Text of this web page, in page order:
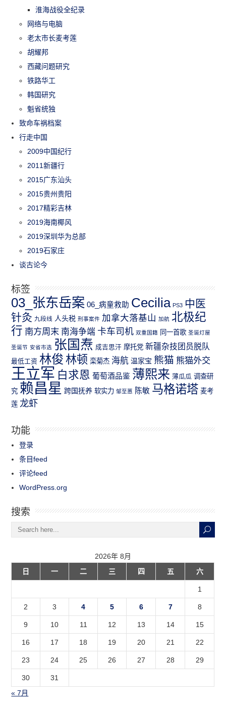
淮海战役全纪录
网络与电脑
老太市长麦考莲
胡耀邦
西藏问题研究
铁路华工
韩国研究
魁省统独
致命车祸档案
行走中国
2009中国纪行
2011新疆行
2015广东汕头
2015贵州贵阳
2017精彩吉林
2019海南椰风
2019深圳华为总部
2019石家庄
谈古论今
标签
03_张东岳案 06_病童救助 Cecilia PS3 中医
针灸 九段线 人头税 刑事案件 加拿大落基山 加航 北极纪
行 南方周末 南海争端 卡车司机 双重国籍 同一首歌 圣诞灯屋
圣诞节 安省市选 张国焘 成吉思汗 摩托党 新疆杂技团员脱队
最低工资 林俊 林顿 栾菊杰 海航 温家宝 熊猫 熊猫外交
王立军 白求恩 葡萄酒品鉴 薄熙来 薄瓜瓜 调查研
究 赖昌星 跨国抚养 软实力 邹至蕙 陈敏 马格诺塔 麦考
莲 龙虾
功能
登录
条目feed
评论feed
WordPress.org
搜索
2026年 8月
日
一 二 三 四 五 六
1
2 3 4 5 6 7 8
9 10 11 12 13 14 15
16 17 18 19 20 21 22
23 24 25 26 27 28 29
30
31
« 7月